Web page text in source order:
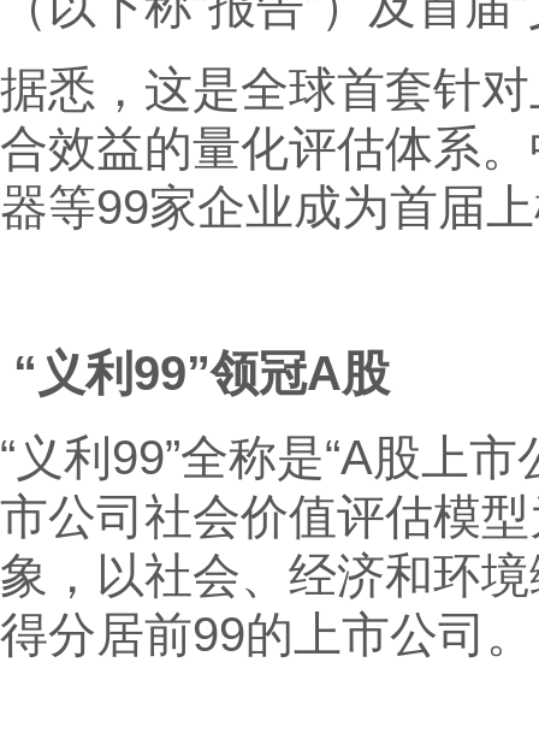
据悉，这是全球首套针
合效益的量化评估体系
器等99家企业成为首届
“ 义利99”领冠A股
“义利99”全称是“A股上
市公司社会价值评估模
象，以社会、经济和环
得分居前99的上市公司。